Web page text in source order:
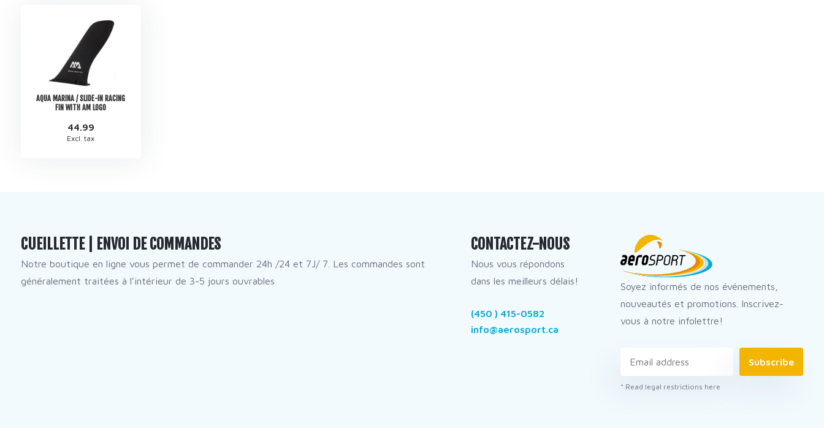
AQUA MARINA / SLIDE-IN RACING
FIN WITH AM LOGO
44.99
Excl. tax
CUEILLETTE | ENVOI DE COMMANDES
Notre boutique en ligne vous permet de commander 24h /24 et 7J/ 7. Les commandes sont
généralement traitées à l’intérieur de 3-5 jours ouvrables
CONTACTEZ-NOUS
Nous vous répondons
dans les meilleurs délais!
(450 ) 415-0582
info@aerosport.ca
Soyez informés de nos événements,
nouveautés et promotions. Inscrivez-
vous à notre infolettre!
Subscribe
* Read legal restrictions here